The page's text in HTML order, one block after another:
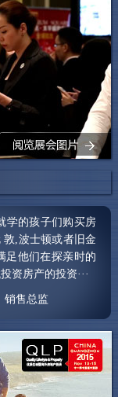
学的孩子们购买房
,波士顿或者旧金
足他们在探亲时的
资房产的投资···
销售总监
，我们不仅接触到
发展的商机。我们
届的展会。”
部副总经理